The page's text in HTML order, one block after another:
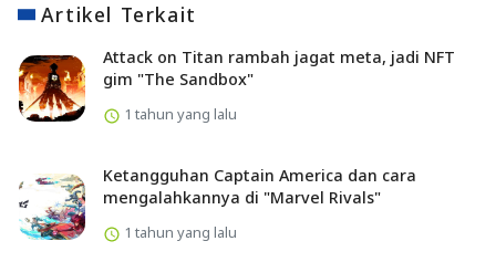
Artikel Terkait
Attack on Titan rambah jagat meta, jadi NFT
gim "The Sandbox"
1 tahun yang lalu
Ketangguhan Captain America dan cara
mengalahkannya di "Marvel Rivals"
1 tahun yang lalu